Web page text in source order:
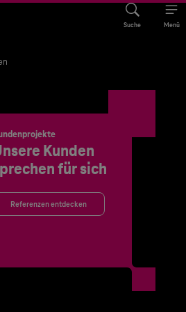
Suche Menü
Kunden
für sich
Referenzen entdecken